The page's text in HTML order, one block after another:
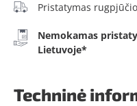
Pristatymas
Nemokamas
Lietuvoje*
Techninė